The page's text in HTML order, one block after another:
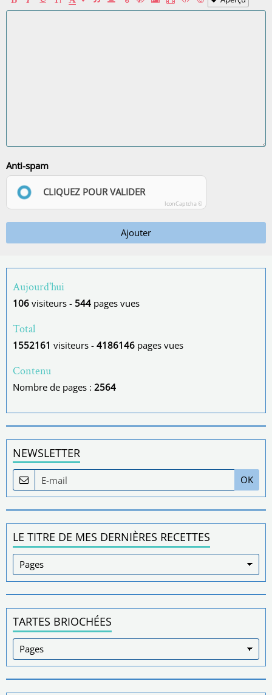
Anti-spam
CLIQUEZ POUR VALIDER
IconCaptcha ©
Ajouter
Aujourd'hui
106 visiteurs - 544 pages vues
Total
1552161 visiteurs - 4186146 pages vues
Contenu
Nombre de pages : 2564
NEWSLETTER
OK
LE TITRE DE MES DERNIÈRES RECETTES
TARTES BRIOCHÉES